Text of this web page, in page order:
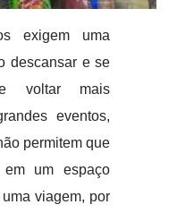
exigem uma
descansar e se
voltar mais
eventos,
permitem que
um espaço
viagem, por